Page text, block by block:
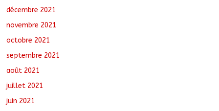
décembre 2021
novembre 2021
octobre 2021
septembre 2021
août 2021
juillet 2021
juin 2021